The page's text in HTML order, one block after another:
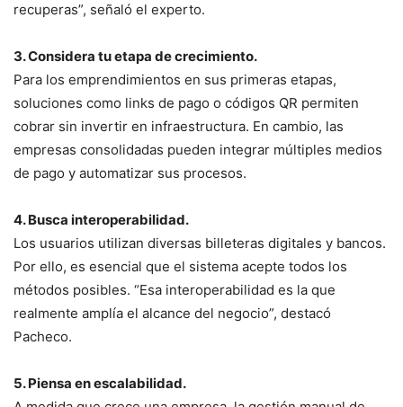
recuperas”, señaló el experto.
3. Considera tu etapa de crecimiento.
Para los emprendimientos en sus primeras etapas,
soluciones como links de pago o códigos QR permiten
cobrar sin invertir en infraestructura. En cambio, las
empresas consolidadas pueden integrar múltiples medios
de pago y automatizar sus procesos.
4. Busca interoperabilidad.
Los usuarios utilizan diversas billeteras digitales y bancos.
Por ello, es esencial que el sistema acepte todos los
métodos posibles. “Esa interoperabilidad es la que
realmente amplía el alcance del negocio”, destacó
Pacheco.
5. Piensa en escalabilidad.